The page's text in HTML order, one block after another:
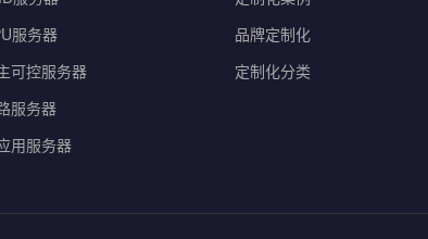
服务器
可控服务器
服务器
用服务器
品牌定制化
定制化分类